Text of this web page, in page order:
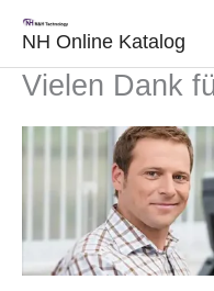
Inhalt
springen
NH Online Katalog
Vielen Dank